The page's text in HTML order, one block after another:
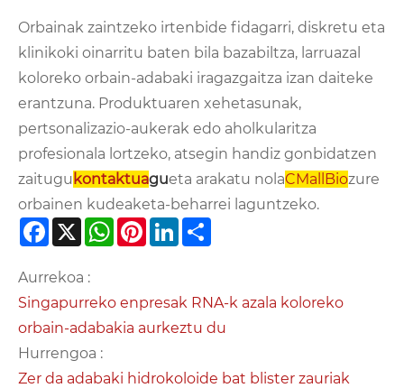
Orbainak zaintzeko irtenbide fidagarri, diskretu eta
klinikoki oinarritu baten bila bazabiltza, larruazal
koloreko orbain-adabaki iragazgaitza izan daiteke
erantzuna. Produktuaren xehetasunak,
pertsonalizazio-aukerak edo aholkularitza
profesionala lortzeko, atsegin handiz gonbidatzen
zaitugu kontaktuagueta arakatu nolaCMallBiozure
orbainen kudeaketa-beharrei laguntzeko.
Facebook
X WhatsApp
Pinterest
LinkedIn
Aurrekoa :
Singapurreko enpresak RNA-k azala koloreko
orbain-adabakia aurkeztu du
Hurrengoa :
Zer da adabaki hidrokoloide bat blister zauriak